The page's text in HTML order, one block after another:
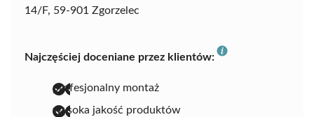
14/F, 59-901 Zgorzelec
Najczęściej doceniane przez klientów:
profesjonalny montaż
wysoka jakość produktów